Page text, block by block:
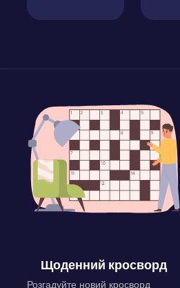
Щоденний кросворд
Розгадуйте новий кросворд